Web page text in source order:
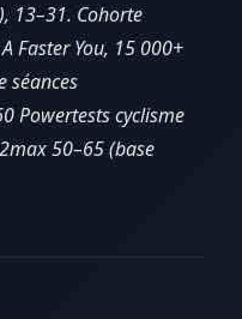
13–31. Cohorte
Faster You, 15 000+
séances
Powertests cyclisme
50–65 (base